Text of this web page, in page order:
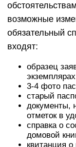
возможные
обязательный
входят:
образец
3-4 фото
старый
документы,
отметок в
справка о
домовой
квитанция